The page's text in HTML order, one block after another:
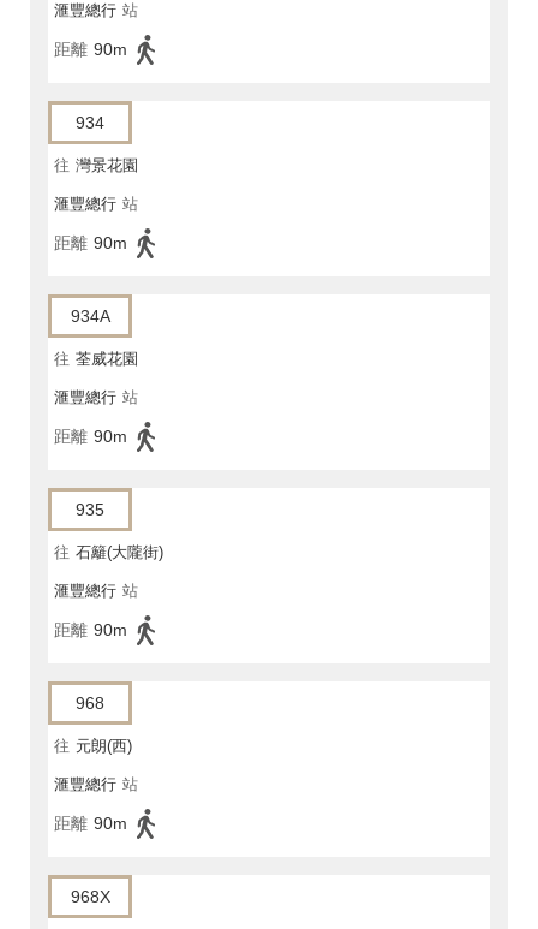
滙豐總行 站
距離 90m
934
往 灣景花園
滙豐總行 站
距離 90m
934A
往 荃威花園
滙豐總行 站
距離 90m
935
往 石籬(大隴街)
滙豐總行 站
距離 90m
968
往 元朗(西)
滙豐總行 站
距離 90m
968X